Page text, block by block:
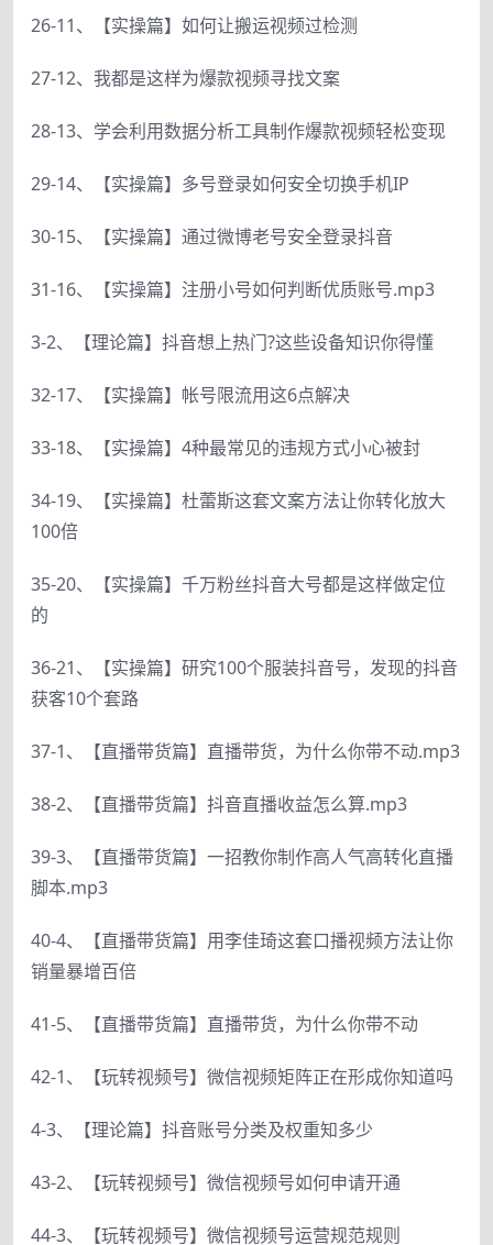
26-11、【实操篇】如何让搬运视频过检测
27-12、我都是这样为爆款视频寻找文案
28-13、学会利用数据分析工具制作爆款视频轻松变现
29-14、【实操篇】多号登录如何安全切换手机IP
30-15、【实操篇】通过微博老号安全登录抖音
31-16、【实操篇】注册小号如何判断优质账号.mp3
3-2、【理论篇】抖音想上热门?这些设备知识你得懂
32-17、【实操篇】帐号限流用这6点解决
33-18、【实操篇】4种最常见的违规方式小心被封
34-19、【实操篇】杜蕾斯这套文案方法让你转化放大
100倍
35-20、【实操篇】千万粉丝抖音大号都是这样做定位
的
36-21、【实操篇】研究100个服装抖音号，发现的抖音
获客10个套路
37-1、【直播带货篇】直播带货，为什么你带不动.mp3
38-2、【直播带货篇】抖音直播收益怎么算.mp3
39-3、【直播带货篇】一招教你制作高人气高转化直播
脚本.mp3
40-4、【直播带货篇】用李佳琦这套口播视频方法让你
销量暴增百倍
41-5、【直播带货篇】直播带货，为什么你带不动
42-1、【玩转视频号】微信视频矩阵正在形成你知道吗
4-3、【理论篇】抖音账号分类及权重知多少
43-2、【玩转视频号】微信视频号如何申请开通
44-3、【玩转视频号】微信视频号运营规范规则